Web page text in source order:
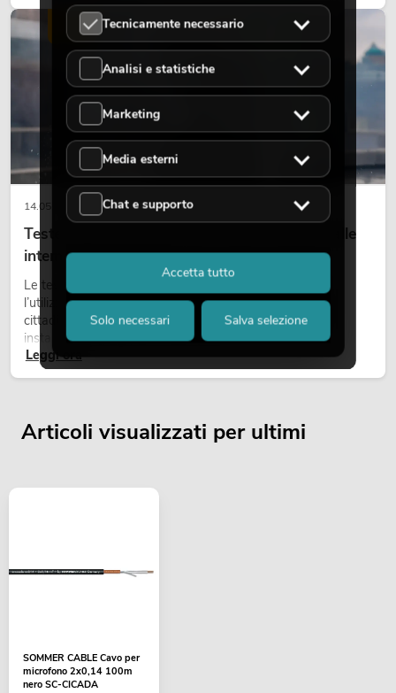
scene e può rendere più emozionali i setup LED tecnici.
14.05.2026
Teste mobili outdoor: teste mobili resistenti alle
intemperie per eventi
Le teste mobili outdoor sono proiettori motorizzati per
l’utilizzo all’aperto. Vengono impiegate in festival, feste
cittadine, concerti open-air, allestimenti architetturali e
installazioni temporanee all’esterno.
Leggi ora
LUCE
Articoli visualizzati per ultimi
SOMMER CABLE Cavo per
microfono 2x0,14 100m
nero SC-CICADA
Tecnicamente necessario
Analisi e statistiche
Marketing
Media esterni
Chat e supporto
Solo necessari Salva selezione
Accetta tutto